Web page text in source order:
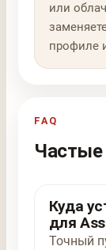
или
профиле
FAQ
Куда
для
Точный